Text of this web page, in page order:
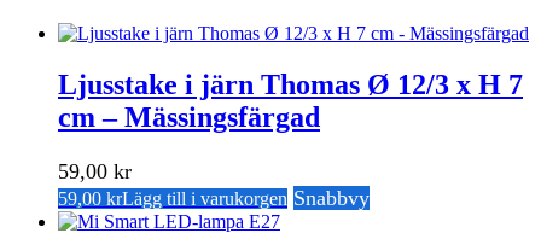
Ljusstake i järn Thomas Ø 12/3 x H 7
cm – Mässingsfärgad
59,00 kr
59,00 krLägg till i varukorgen Snabbvy